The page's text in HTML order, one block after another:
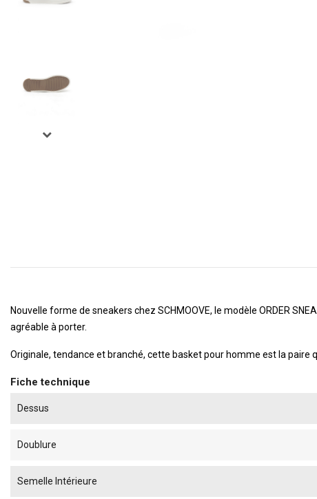
Nouvelle forme de sneakers chez SCHMOOVE, le modèle ORDER
agréable à porter.
Originale, tendance et branché, cette basket pour homme est la paire
Fiche technique
Dessus
Doublure
Semelle Intérieure